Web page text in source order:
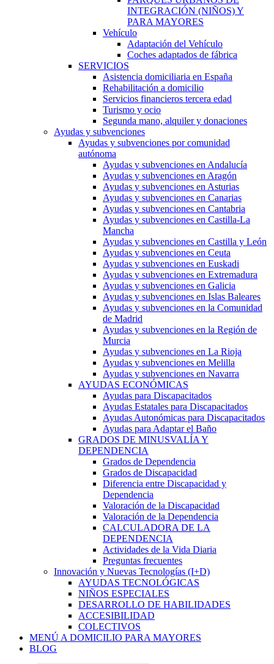
INTEGRACIÓN (NIÑOS) Y
PARA MAYORES
Vehículo
Adaptación del Vehículo
Coches adaptados de fábrica
SERVICIOS
Asistencia domiciliaria en España
Rehabilitación a domicilio
Servicios financieros tercera edad
Turismo y ocio
Segunda mano, alquiler y donaciones
Ayudas y subvenciones
Ayudas y subvenciones por comunidad
autónoma
Ayudas y subvenciones en Andalucía
Ayudas y subvenciones en Aragón
Ayudas y subvenciones en Asturias
Ayudas y subvenciones en Canarias
Ayudas y subvenciones en Cantabria
Ayudas y subvenciones en Castilla-La
Mancha
Ayudas y subvenciones en Castilla y León
Ayudas y subvenciones en Ceuta
Ayudas y subvenciones en Euskadi
Ayudas y subvenciones en Extremadura
Ayudas y subvenciones en Galicia
Ayudas y subvenciones en Islas Baleares
Ayudas y subvenciones en la Comunidad
de Madrid
Ayudas y subvenciones en la Región de
Murcia
Ayudas y subvenciones en La Rioja
Ayudas y subvenciones en Melilla
Ayudas y subvenciones en Navarra
AYUDAS ECONÓMICAS
Ayudas para Discapacitados
Ayudas Estatales para Discapacitados
Ayudas Autonómicas para Discapacitados
Ayudas para Adaptar el Baño
GRADOS DE MINUSVALÍA Y
DEPENDENCIA
Grados de Dependencia
Grados de Discapacidad
Diferencia entre Discapacidad y
Dependencia
Valoración de la Discapacidad
Valoración de la Dependencia
CALCULADORA DE LA
DEPENDENCIA
Actividades de la Vida Diaria
Preguntas frecuentes
Innovación y Nuevas Tecnologías (I+D)
AYUDAS TECNOLÓGICAS
NIÑOS ESPECIALES
DESARROLLO DE HABILIDADES
ACCESIBILIDAD
COLECTIVOS
MENÚ A DOMICILIO PARA MAYORES
BLOG